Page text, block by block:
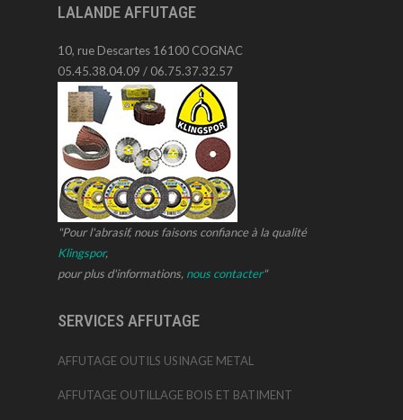
LALANDE AFFUTAGE
10, rue Descartes 16100 COGNAC
05.45.38.04.09 / 06.75.37.32.57
"Pour l'abrasif, nous faisons confiance à la qualité
Klingspor,
pour plus d'informations, nous contacter"
SERVICES AFFUTAGE
AFFUTAGE OUTILS USINAGE METAL
AFFUTAGE OUTILLAGE BOIS ET BATIMENT